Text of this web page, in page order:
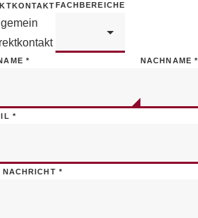
FACHBEREICHE
* NACHNAME*
*
NACHRICHT *